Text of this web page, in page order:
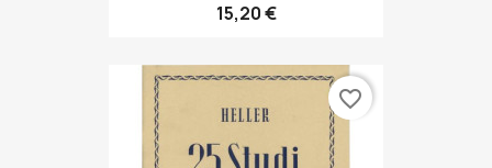
15,20 €
favorite_border